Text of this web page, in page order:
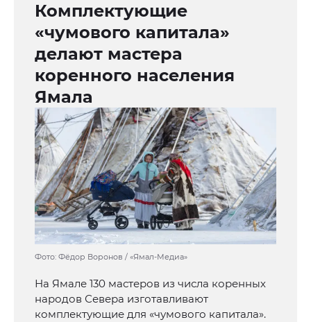
Комплектующие
«чумового капитала»
делают мастера
коренного населения
Ямала
Фото: Фёдор Воронов / «Ямал-Медиа»
На Ямале 130 мастеров из числа коренных
народов Севера изготавливают
комплектующие для «чумового капитала».